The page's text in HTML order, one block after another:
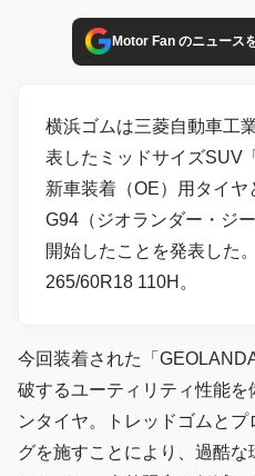
Motor Fan のニュース
横浜ゴムは三菱自動車工
表したミッドサイズSUV
新車装着（OE）用タイ
G94（ジオランダー・ジ
開始したことを発表した
265/60R18 110H。
今回装着された「
破するユーティリティ性能
ンタイヤ。トレッドゴムと
グを施すことにより、過酷